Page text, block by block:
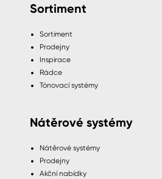
Sortiment
Sortiment
Prodejny
Inspirace
Rádce
Tónovací systémy
Nátěrové systémy
Nátěrové systémy
Prodejny
Akční nabídky